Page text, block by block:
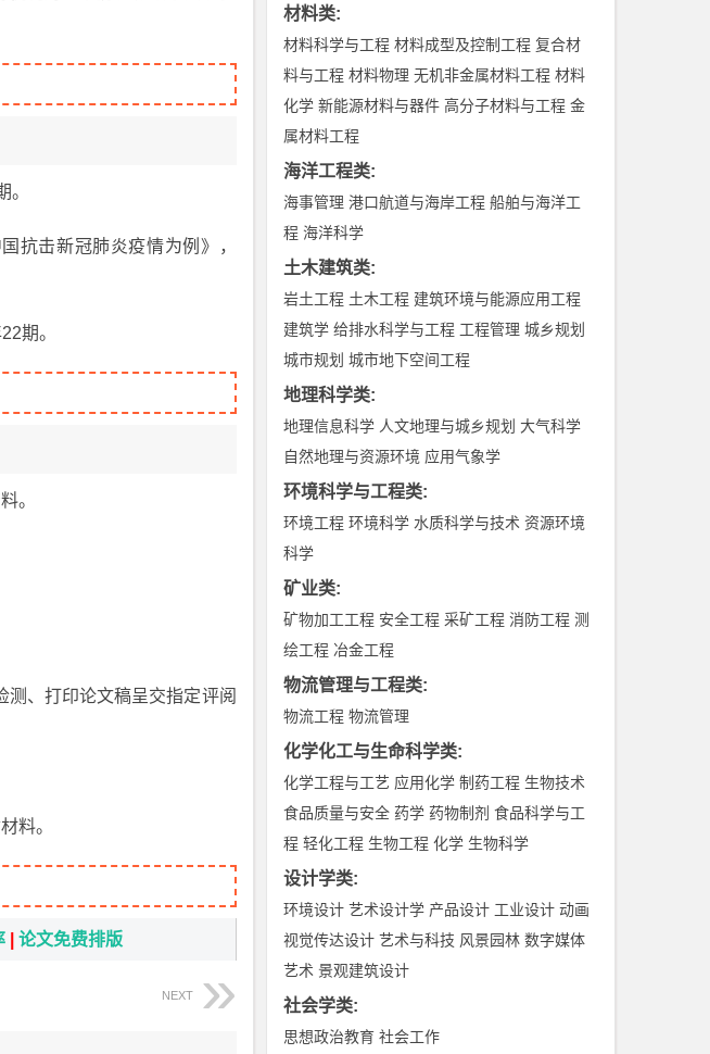
抗击新冠肺炎疫情为例》，
期。
。
、打印论文稿呈交指定评阅
料。
论文免费排版
NEXT
材料类:
材料科学与工程 材料成型及控制工程 复合材
料与工程 材料物理 无机非金属材料工程 材料
化学 新能源材料与器件 高分子材料与工程 金
属材料工程
海洋工程类:
海事管理 港口航道与海岸工程 船舶与海洋工
程 海洋科学
土木建筑类:
岩土工程 土木工程 建筑环境与能源应用工程
建筑学 给排水科学与工程 工程管理 城乡规划
城市规划 城市地下空间工程
地理科学类:
地理信息科学 人文地理与城乡规划 大气科学
自然地理与资源环境 应用气象学
环境科学与工程类:
环境工程 环境科学 水质科学与技术 资源环境
科学
矿业类:
矿物加工工程 安全工程 采矿工程 消防工程 测
绘工程 冶金工程
物流管理与工程类:
物流工程 物流管理
化学化工与生命科学类:
化学工程与工艺 应用化学 制药工程 生物技术
食品质量与安全 药学 药物制剂 食品科学与工
程 轻化工程 生物工程 化学 生物科学
设计学类:
环境设计 艺术设计学 产品设计 工业设计 动画
视觉传达设计 艺术与科技 风景园林 数字媒体
艺术 景观建筑设计
社会学类:
思想政治教育 社会工作